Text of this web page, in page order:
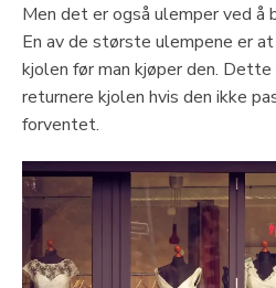
Men det er også ulemper ved
En av de største ulempene er
kjolen før man kjøper den.
returnere kjolen hvis den ikke
forventet.